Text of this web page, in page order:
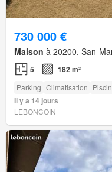
730 000 €
Maison à 20200, San-
5 182 m²
Parking Climatisation
Il y a 14 jours
LEBONCOIN